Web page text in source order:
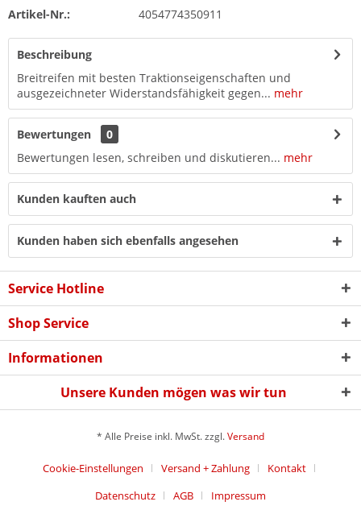
Artikel-Nr.: 4054774350911
Beschreibung
Breitreifen mit besten Traktionseigenschaften und
ausgezeichneter Widerstandsfähigkeit gegen... mehr
Bewertungen
0
Bewertungen lesen, schreiben und diskutieren... mehr
Kunden kauften auch
Kunden haben sich ebenfalls angesehen
Service Hotline
Shop Service
Informationen
Unsere Kunden mögen was wir tun
* Alle Preise inkl. MwSt. zzgl.Versand
Cookie-Einstellungen Versand + Zahlung
Kontakt
Datenschutz
AGB
Impressum